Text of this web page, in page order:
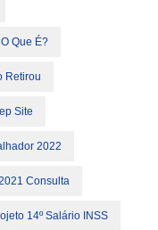
Que É?
Retirou
Site
2022
Consulta
14º Salário INSS